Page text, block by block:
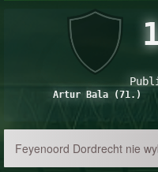
Artur Bala (71.)
Feyenoord Dordrecht nie